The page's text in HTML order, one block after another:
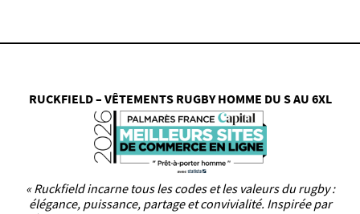
RUCKFIELD – VÊTEMENTS RUGBY HOMME DU S AU 6XL
« Ruckfield incarne tous les codes et les valeurs du rugby :
élégance, puissance, partage et convivialité. Inspirée par